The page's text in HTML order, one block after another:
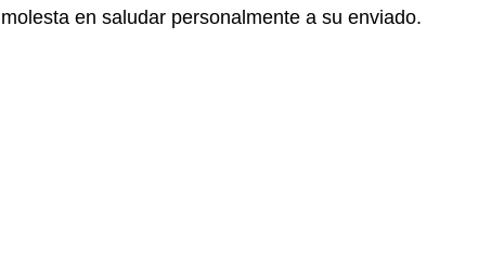
molesta en saludar personalmente a su enviado.